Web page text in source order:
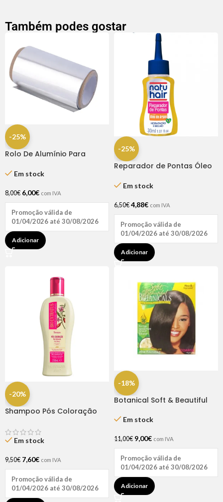
Também podes gostar
-25%
Rolo De Alumínio Para
Em stock
8,00€ 6,00€ com IVA
Promoção válida de
01/04/2026 até 30/08/2026
Adicionar
-25%
Reparador de Pontas Óleo
Em stock
6,50€ 4,88€ com IVA
Promoção válida de
01/04/2026 até 30/08/2026
Adicionar
-20%
Shampoo Pós Coloração
Em stock
9,50€ 7,60€ com IVA
Promoção válida de
01/04/2026 até 30/08/2026
-18%
Botanical Soft & Beautiful
Em stock
11,00€ 9,00€ com IVA
Promoção válida de
01/04/2026 até 30/08/2026
Adicionar